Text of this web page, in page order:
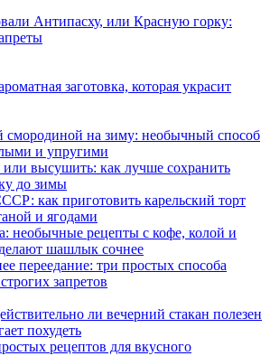
Антипасху, или Красную горку:
заготовка, которая украсит
смородиной на зиму: необычный способ
и упругими
или высушить: как лучше сохранить
до зимы
как приготовить карельский торт
и ягодами
необычные рецепты с кофе, колой и
шашлык сочнее
переедание: три простых способа
запретов
ли вечерний стакан полезен
похудеть
рецептов для вкусного